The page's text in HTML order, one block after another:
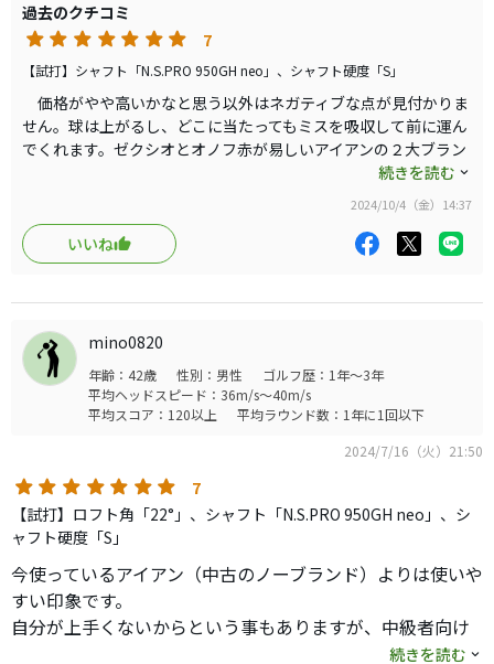
有ったために傷つけたり、汚さないようにトップ気味に打
ちましたがそれでも球は高く上がり、距離も150ヤード近く
まで転がりました。易しすぎます。FWで打って今のG425よ
りも転がったら嫌なので試打はそこまでにしました。
おそらく赤道やや下位に当たったかと思いますが高く上
がるし、キャリーも出るし、トップ気味（とは思えないほ
ど上がりましたが）だったせいか少し転がってしまいまし
たが、試打会ではスピンも掛かっていました。初心者にお
勧めです。自信を持ってゴルフ出来るようになると思いま
す。ここから始めるには超お勧めです。
過去のクチコミ
7
【試打】シャフト「N.S.PRO 950GH neo」、シャフト硬度「S」
価格がやや高いかなと思う以外はネガティブな点が見付かりま
せん。球は上がるし、どこに当たってもミスを吸収して前に運ん
でくれます。ゼクシオとオノフ赤が易しいアイアンの２大ブラン
ドだと思っています。シャフトはどう考えてもオノフの方がオプ
ション含めて全然良いのに何で売れないんだろう。
契約プロのイメージが、若者初心者にも良い！に結びついてい
ないのかも。それとやっぱり良いけれど高いかな。安くすれば数
が出るのにマーケティングのもんだいだね。
続きを読む
2024/10/4（金）14:37
いいね
mino0820
年齢：42歳 性別：男性
ゴルフ歴：1年～3年
平均ヘッドスピード：36m/s～40m/s
平均スコア：120以上
平均ラウンド数：1年に1回以下
2024/7/16（火）21:50
7
【試打】ロフト角「22°」、シャフト「N.S.PRO 950GH neo」、シ
ャフト硬度「S」
今使っているアイアン（中古のノーブランド）よりは使いや
すい印象です。
自分が上手くないからという事もありますが、中級者向け
続きを読む